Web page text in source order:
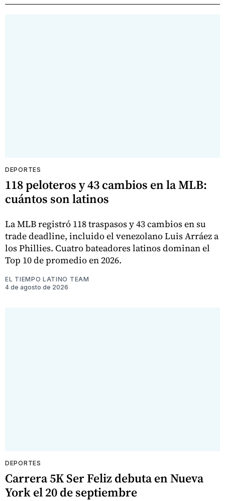
DEPORTES
118 peloteros y 43 cambios en la MLB:
cuántos son latinos
La MLB registró 118 traspasos y 43 cambios en su
trade deadline, incluido el venezolano Luis Arráez a
los Phillies. Cuatro bateadores latinos dominan el
Top 10 de promedio en 2026.
EL TIEMPO LATINO TEAM
4 de agosto de 2026
DEPORTES
Carrera 5K Ser Feliz debuta en Nueva
York el 20 de septiembre